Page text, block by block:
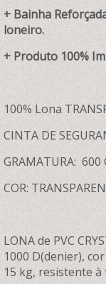
+ Bainha
loneiro.
+ Produto 100%
100% Lona
CINTA DE
GRAMATURA:
COR:
LONA de PVC
1000 D(denier),
15 kg, resistente à